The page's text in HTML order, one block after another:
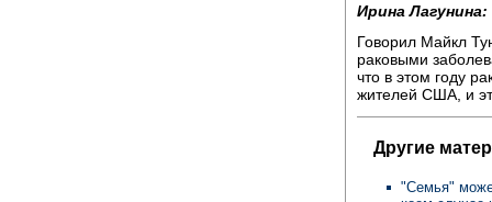
Ирина Лагунина:
Говорил Майкл
раковыми
что в этом году
жителей США, и
Другие
"Семья"